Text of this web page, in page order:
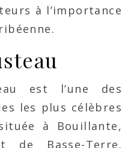
à l’importance
est l’une des
les plus célèbres
à Bouillante,
Basse-Terre.